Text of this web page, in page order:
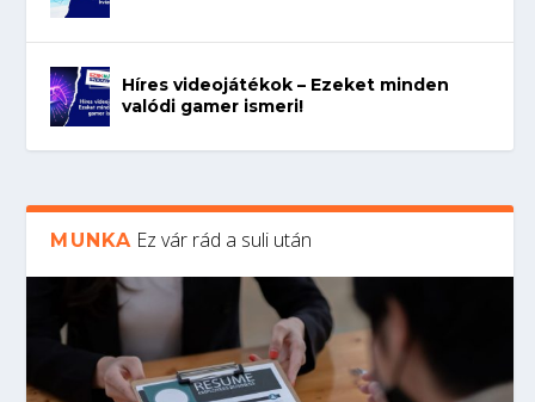
Híres videojátékok – Ezeket minden
valódi gamer ismeri!
MUNKA Ez vár rád a suli után